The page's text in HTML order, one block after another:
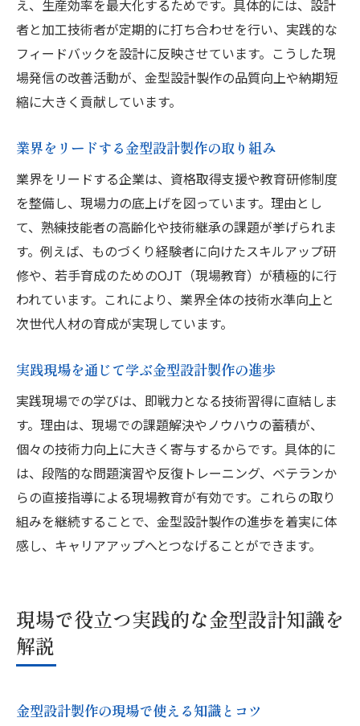
え、生産効率を最大化するためです。具体的には、設計
者と加工技術者が定期的に打ち合わせを行い、実践的な
フィードバックを設計に反映させています。こうした現
場発信の改善活動が、金型設計製作の品質向上や納期短
縮に大きく貢献しています。
業界をリードする金型設計製作の取り組み
業界をリードする企業は、資格取得支援や教育研修制度
を整備し、現場力の底上げを図っています。理由とし
て、熟練技能者の高齢化や技術継承の課題が挙げられま
す。例えば、ものづくり経験者に向けたスキルアップ研
修や、若手育成のためのOJT（現場教育）が積極的に行
われています。これにより、業界全体の技術水準向上と
次世代人材の育成が実現しています。
実践現場を通じて学ぶ金型設計製作の進歩
実践現場での学びは、即戦力となる技術習得に直結しま
す。理由は、現場での課題解決やノウハウの蓄積が、
個々の技術力向上に大きく寄与するからです。具体的に
は、段階的な問題演習や反復トレーニング、ベテランか
らの直接指導による現場教育が有効です。これらの取り
組みを継続することで、金型設計製作の進歩を着実に体
感し、キャリアアップへとつなげることができます。
現場で役立つ実践的な金型設計知識を
解説
金型設計製作の現場で使える知識とコツ